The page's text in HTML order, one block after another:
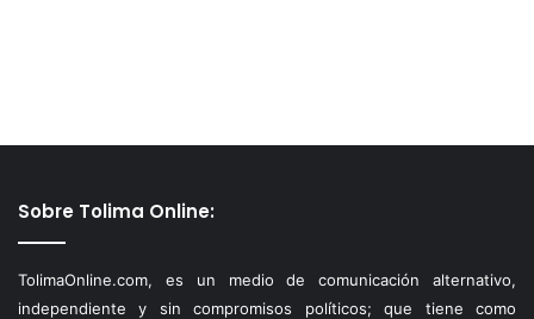
Sobre Tolima Online:
TolimaOnline.com, es un medio de comunicación alternativo,
independiente y sin compromisos políticos; que tiene como